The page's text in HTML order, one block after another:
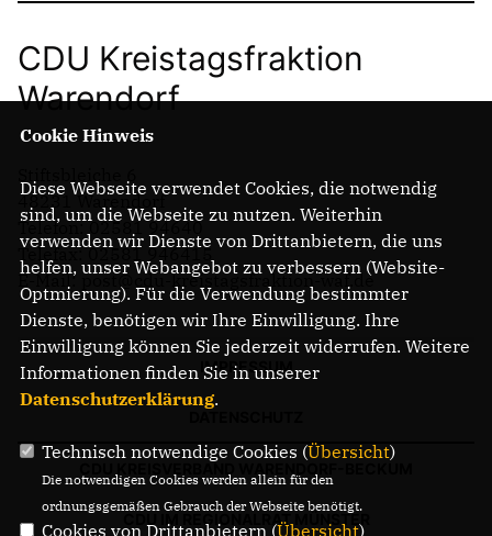
CDU Kreistagsfraktion
Warendorf
48231 Warendorf
Telefon: 02581 94640
Telefax: 02581 946415
E-Mail: post@cdu-kreistagsfraktion-waf.de
IMPRESSUM
CDU IM REGIONALRAT MÜNSTER
Cookie Hinweis
Diese Webseite verwendet Cookies, die notwendig
sind, um die Webseite zu nutzen. Weiterhin
verwenden wir Dienste von Drittanbietern, die uns
helfen, unser Webangebot zu verbessern (Website-
Optmierung). Für die Verwendung bestimmter
Dienste, benötigen wir Ihre Einwilligung. Ihre
Einwilligung können Sie jederzeit widerrufen. Weitere
Informationen finden Sie in unserer
Datenschutzerklärung.
Technisch notwendige Cookies (Übersicht)
Die notwendigen Cookies werden allein für den
ordnungsgemäßen Gebrauch der Webseite benötigt.
Cookies von Drittanbietern (Übersicht)